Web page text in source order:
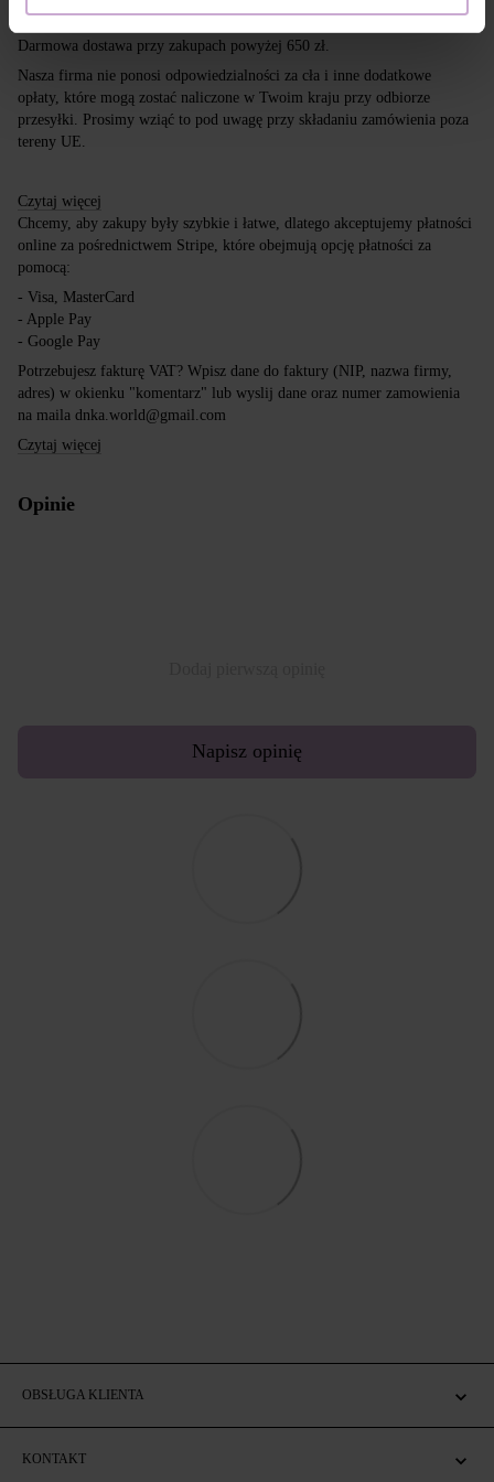
kurierskich DPD, Inpost i Poczta Polska.
Darmowa dostawa przy zakupach powyżej 650 zł.
Nasza firma nie ponosi odpowiedzialności za cła i inne dodatkowe
opłaty, które mogą zostać naliczone w Twoim kraju przy odbiorze
przesyłki. Prosimy wziąć to pod uwagę przy składaniu zamówienia poza
tereny UE.
Czytaj więcej
Chcemy, aby zakupy były szybkie i łatwe, dlatego akceptujemy płatności
online za pośrednictwem Stripe, które obejmują opcję płatności za
pomocą:
- Visa, MasterCard
- Apple Pay
- Google Pay
Potrzebujesz fakturę VAT? Wpisz dane do faktury (NIP, nazwa firmy,
adres) w okienku "komentarz" lub wyslij dane oraz numer zamowienia
na maila dnka.world@gmail.com
Czytaj więcej
Opinie
Napisz opinię
OBSŁUGA KLIENTA
KONTAKT